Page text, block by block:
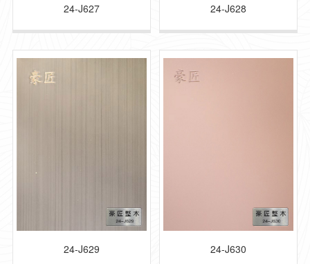
24-J627 24-J628
24-J629 24-J630